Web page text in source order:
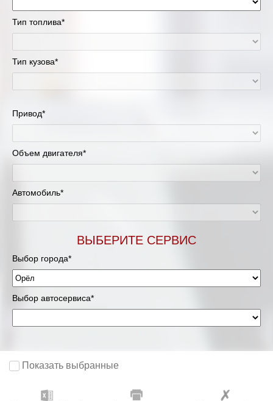
Тип топлива*
Тип кузова*
Привод*
Объем двигателя*
Автомобиль*
ВЫБЕРИТЕ СЕРВИС
Выбор города*
Выбор автосервиса*
Показать выбранные